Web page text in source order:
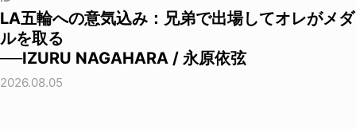
LA五輪への意気込み：兄弟で出場してオレがメダ
ルを取る
──IZURU NAGAHARA / 永原依弦
2026.08.05